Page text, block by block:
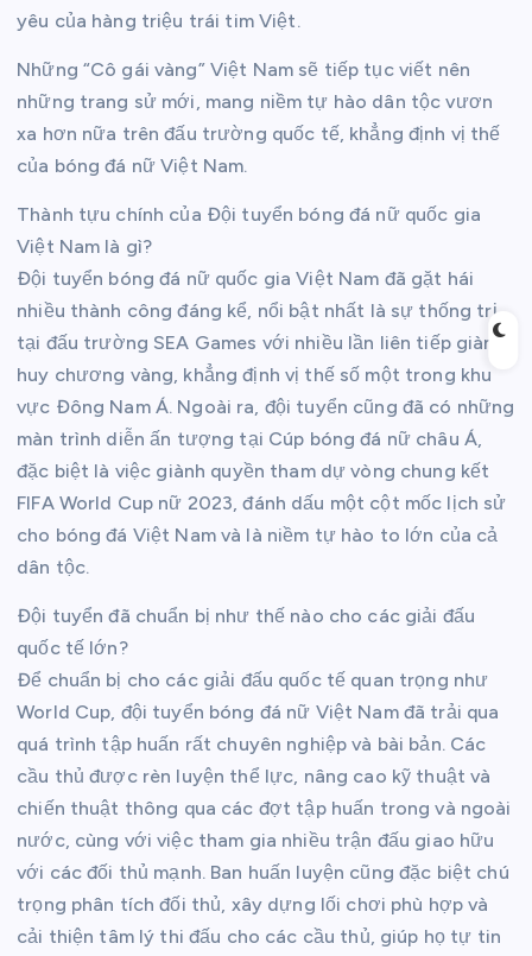
yêu của hàng triệu trái tim Việt.
Những “Cô gái vàng” Việt Nam sẽ tiếp tục viết nên
những trang sử mới, mang niềm tự hào dân tộc vươn
xa hơn nữa trên đấu trường quốc tế, khẳng định vị thế
của bóng đá nữ Việt Nam.
Thành tựu chính của Đội tuyển bóng đá nữ quốc gia
Việt Nam là gì?
Đội tuyển bóng đá nữ quốc gia Việt Nam đã gặt hái
nhiều thành công đáng kể, nổi bật nhất là sự thống trị
tại đấu trường SEA Games với nhiều lần liên tiếp giành
huy chương vàng, khẳng định vị thế số một trong khu
vực Đông Nam Á. Ngoài ra, đội tuyển cũng đã có những
màn trình diễn ấn tượng tại Cúp bóng đá nữ châu Á,
đặc biệt là việc giành quyền tham dự vòng chung kết
FIFA World Cup nữ 2023, đánh dấu một cột mốc lịch sử
cho bóng đá Việt Nam và là niềm tự hào to lớn của cả
dân tộc.
Đội tuyển đã chuẩn bị như thế nào cho các giải đấu
quốc tế lớn?
Để chuẩn bị cho các giải đấu quốc tế quan trọng như
World Cup, đội tuyển bóng đá nữ Việt Nam đã trải qua
quá trình tập huấn rất chuyên nghiệp và bài bản. Các
cầu thủ được rèn luyện thể lực, nâng cao kỹ thuật và
chiến thuật thông qua các đợt tập huấn trong và ngoài
nước, cùng với việc tham gia nhiều trận đấu giao hữu
với các đối thủ mạnh. Ban huấn luyện cũng đặc biệt chú
trọng phân tích đối thủ, xây dựng lối chơi phù hợp và
cải thiện tâm lý thi đấu cho các cầu thủ, giúp họ tự tin